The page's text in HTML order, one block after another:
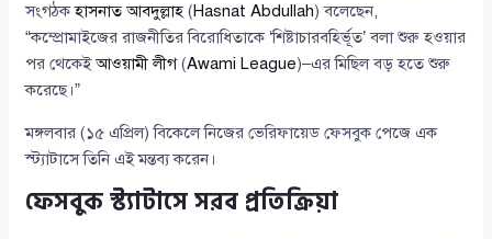
সংগঠকহাসনাত আবদুল্লাহ (Hasnat Abdullah) বলেছেন,
“কম্প্রোমাইজের রাজনীতির বিরোধিতাকে ‘শিষ্টাচারবহির্ভূত’ বলা শুরু হওয়ার
পর থেকেইআওয়ামী লীগ(Awami League)–এর মিছিল বড় হতে শুরু
করেছে।”
মঙ্গলবার (১৫ এপ্রিল) বিকেলে নিজের ভেরিফায়েড ফেসবুক পেজে এক
স্ট্যাটাসে তিনি এই মন্তব্য করেন।
ফেসবুক স্ট্যাটাসে সরব প্রতিক্রিয়া